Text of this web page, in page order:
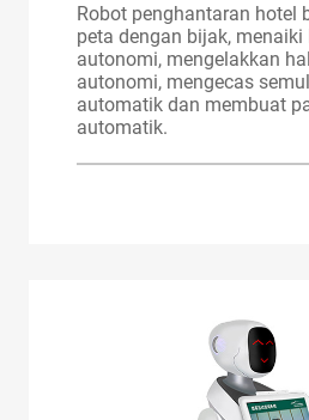
Robot penghantaran hotel
peta dengan bijak, menaiki
autonomi, mengelakkan
autonomi, mengecas
automatik dan membuat
automatik.